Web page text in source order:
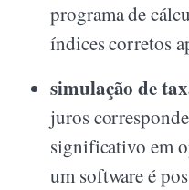
programa de
índices corretos
simulação de
juros
significativo em
um software é